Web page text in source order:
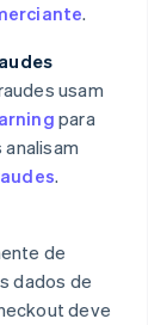
.
usam
para
analisam
.
de
dados de
deve